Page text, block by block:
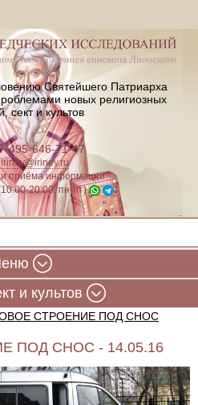
Святейшего Патриарха
новых религиозных
сект и культов
495-646-71-47
iriney@iriney.ru
и приёма информации
20:00, пн-пт)
и культов
СТРОЕНИЕ ПОД СНОС
ПОД СНОС - 14.05.16